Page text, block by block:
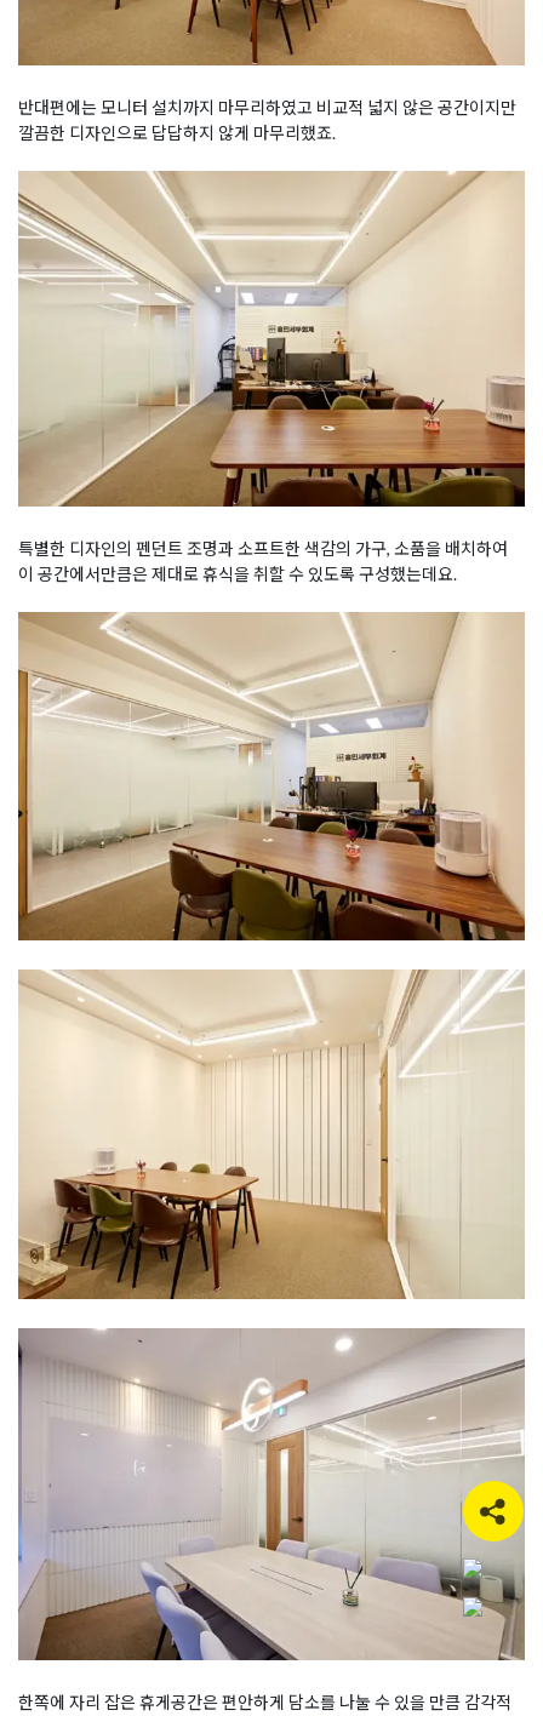
반대편에는 모니터 설치까지 마무리하였고 비교적 넓지 않은 공간이지만
깔끔한 디자인으로 답답하지 않게 마무리했죠.
특별한 디자인의 펜던트 조명과 소프트한 색감의 가구, 소품을 배치하여
이 공간에서만큼은 제대로 휴식을 취할 수 있도록 구성했는데요.
한쪽에 자리 잡은 휴게공간은 편안하게 담소를 나눌 수 있을 만큼 감각적